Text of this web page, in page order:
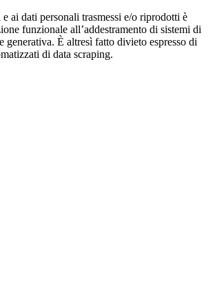
ai dati personali trasmessi e/o riprodotti è
funzionale all’addestramento di sistemi di
generativa. È altresì fatto divieto espresso di
di data scraping.